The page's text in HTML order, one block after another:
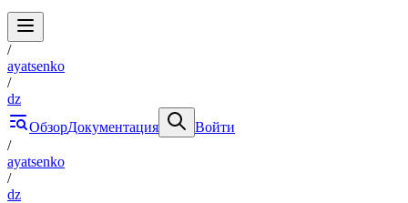
/
ayatsenko
/
dz
ОбзорДокументация
Войти
/
ayatsenko
/
dz